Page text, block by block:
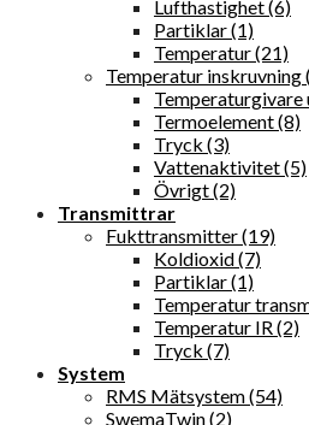
Lufthastighet (6)
Partiklar (1)
Temperatur (21)
Temperatur inskruvning
Termoelement (8)
Tryck (3)
Vattenaktivitet (5)
Övrigt (2)
Transmittrar
Fukttransmitter (19)
Koldioxid (7)
Partiklar (1)
Temperatur
Temperatur IR (2)
Tryck (7)
System
RMS Mätsystem (54)
SwemaTwin (2)